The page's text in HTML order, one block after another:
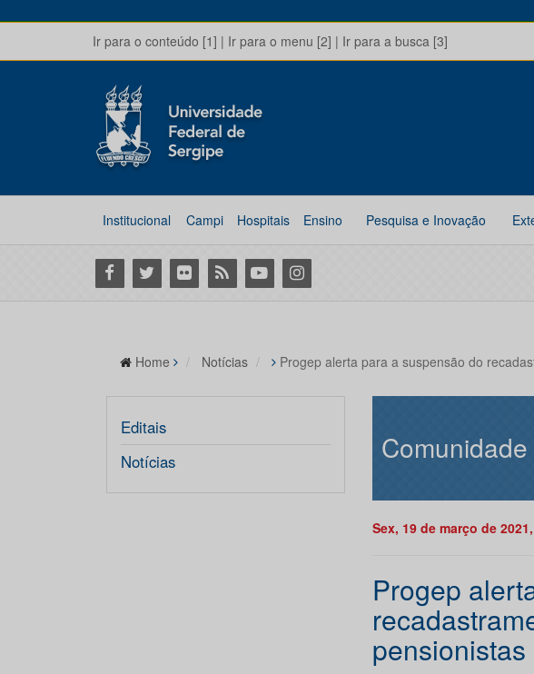
Ir para o conteúdo [1] | Ir para o menu [2] | Ir para a busca [3]
Institucional Campi Hospitais Ensino Pesquisa e Inovação
Facebook
Twitter Flickr RSS YoutubeInstagram
Home Notícias Progep alerta para a suspensão do
Editais
Notícias
Sex, 19 de março de
Progep
pensionistas